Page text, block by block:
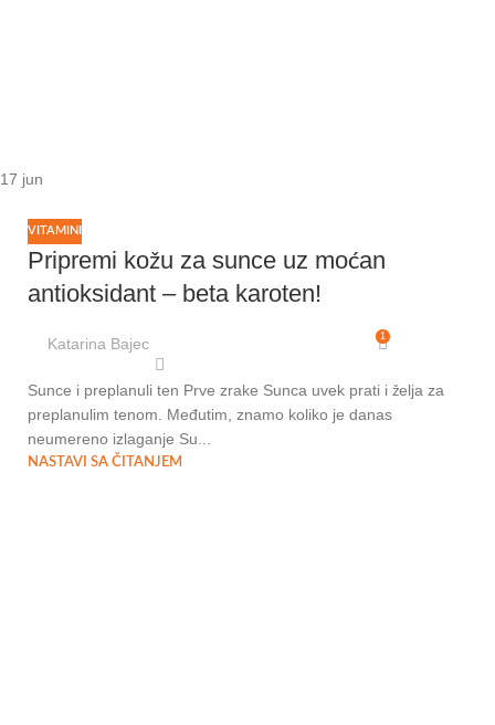
17 jun
VITAMINI
Pripremi kožu za sunce uz moćan
antioksidant – beta karoten!
Katarina Bajec 1
Sunce i preplanuli ten Prve zrake Sunca uvek prati i želja za
preplanulim tenom. Međutim, znamo koliko je danas
neumereno izlaganje Su...
NASTAVI SA ČITANJEM